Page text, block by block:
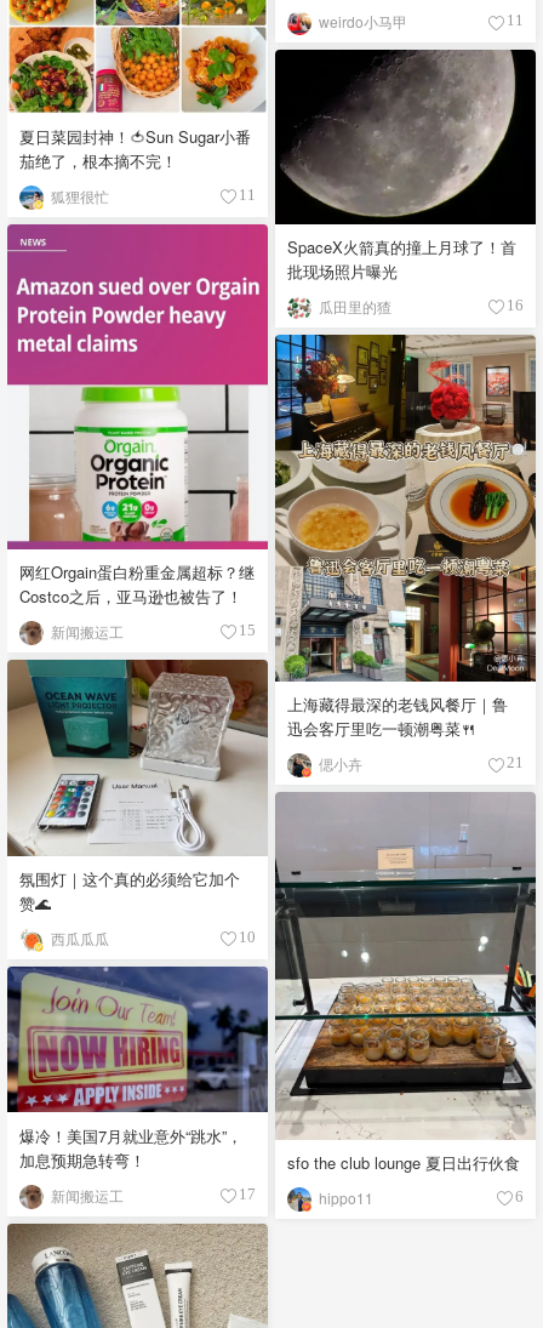
weirdo小马甲 11
夏日菜园封神！🍅Sun Sugar小番
茄绝了，根本摘不完！
狐狸很忙 11
SpaceX火箭真的撞上月球了！首
批现场照片曝光
瓜田里的猹 16
网红Orgain蛋白粉重金属超标？继
Costco之后，亚马逊也被告了！
新闻搬运工 15
上海藏得最深的老钱风餐厅｜鲁
迅会客厅里吃一顿潮粤菜🍴
偲小卉 21
氛围灯｜这个真的必须给它加个
赞🌊
西瓜瓜瓜 10
sfo the club lounge 夏日出行伙食
hippo11 6
爆冷！美国7月就业意外“跳水”，
加息预期急转弯！
新闻搬运工 17